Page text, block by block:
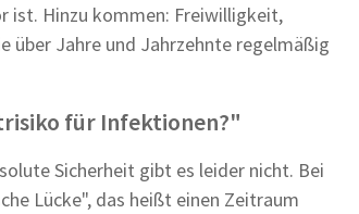
ist. Hinzu kommen: Freiwilligkeit,
über Jahre und Jahrzehnte regelmäßig
für Infektionen?"
Sicherheit gibt es leider nicht. Bei
Lücke", das heißt einen Zeitraum